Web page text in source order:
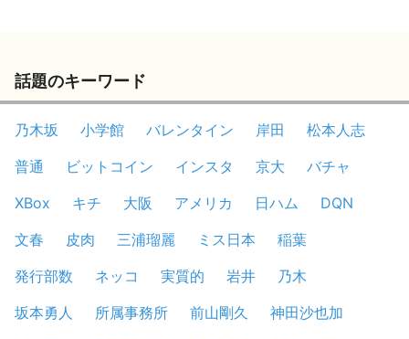
話題のキーワード
乃木坂 小学館 バレンタイン 岸田
松本人志
普通
ビットコイン インスタ 京大
バチャ
XBox
キチ 大阪 アメリカ 日ハム
DQN
文春
皮肉 三浦瑠麗 ミス日本
稲葉
発行部数
ネッコ 実質的 岩井
乃木
坂本勇人
所属事務所 前山剛久
神田沙也加